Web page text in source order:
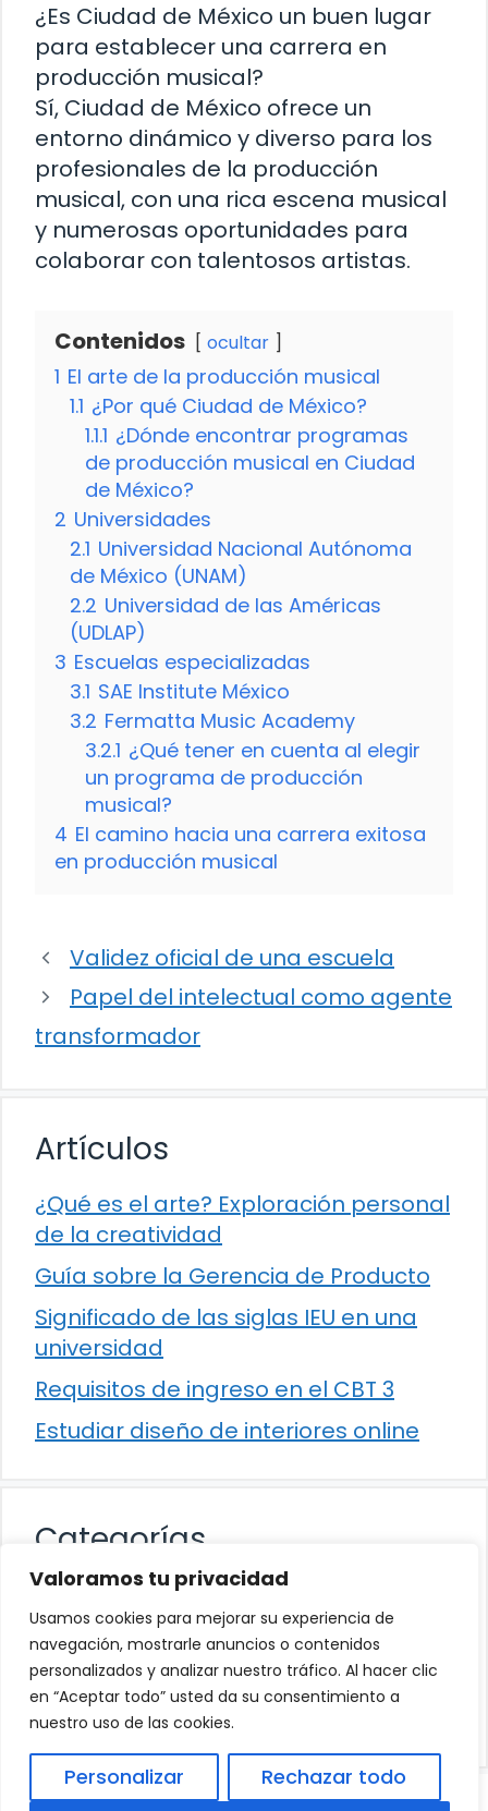
Valoramos tu privacidad
Usamos cookies para mejorar su experiencia de
navegación, mostrarle anuncios o contenidos
personalizados y analizar nuestro tráfico. Al hacer clic
en “Aceptar todo” usted da su consentimiento a
nuestro uso de las cookies.
Personalizar Rechazar todo
¿Es Ciudad de México un buen lugar
para establecer una carrera en
producción musical?
Sí, Ciudad de México ofrece un
entorno dinámico y diverso para los
profesionales de la producción
musical, con una rica escena musical
y numerosas oportunidades para
colaborar con talentosos artistas.
Contenidos ocultar
1 El arte de la producción musical
1.1 ¿Por qué Ciudad de México?
1.1.1 ¿Dónde encontrar programas
de producción musical en Ciudad
de México?
2 Universidades
2.1 Universidad Nacional Autónoma
de México (UNAM)
2.2 Universidad de las Américas
(UDLAP)
3 Escuelas especializadas
3.1 SAE Institute México
3.2 Fermatta Music Academy
3.2.1 ¿Qué tener en cuenta al elegir
un programa de producción
musical?
4 El camino hacia una carrera exitosa
en producción musical
Validez oficial de una escuela
Papel del intelectual como agente
transformador
Artículos
¿Qué es el arte? Exploración personal
de la creatividad
Guía sobre la Gerencia de Producto
Significado de las siglas IEU en una
universidad
Requisitos de ingreso en el CBT 3
Estudiar diseño de interiores online
Categorías
Cultura
Educación
Eventos
Trabajo